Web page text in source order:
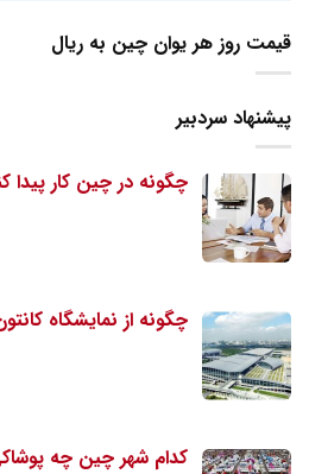
قیمت روز هر یوان چین به ریال
پیشنهاد سردبیر
چگونه در چین کار پیدا
چگونه از نمایشگاه
کدام شهر چین چه